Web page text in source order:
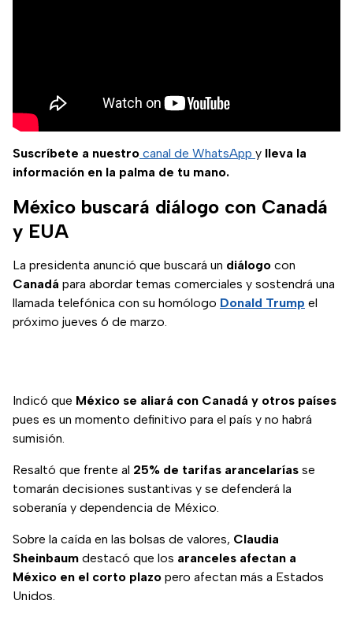
Suscríbete a nuestro canal de WhatsApp y lleva la
información en la palma de tu mano.
México buscará diálogo con Canadá
y EUA
La presidenta anunció que buscará un diálogo con
Canadá para abordar temas comerciales y sostendrá una
llamada telefónica con su homólogo Donald Trump el
próximo jueves 6 de marzo.
Indicó que México se aliará con Canadá y otros países
pues es un momento definitivo para el país y no habrá
sumisión.
Resaltó que frente al 25% de tarifas arancelarías se
tomarán decisiones sustantivas y se defenderá la
soberanía y dependencia de México.
Sobre la caída en las bolsas de valores, Claudia
Sheinbaum destacó que los aranceles afectan a
México en el corto plazo pero afectan más a Estados
Unidos.